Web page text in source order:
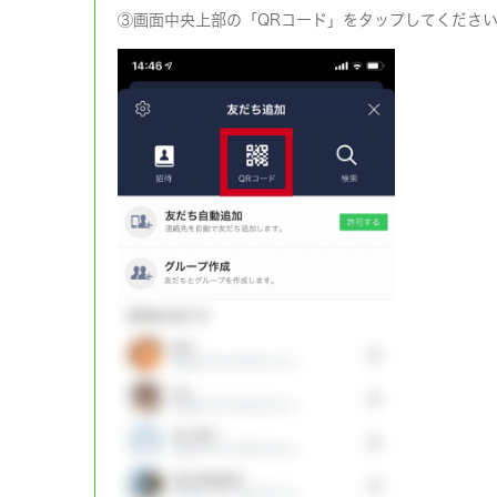
③画面中央上部の「QRコード」をタップしてくださ